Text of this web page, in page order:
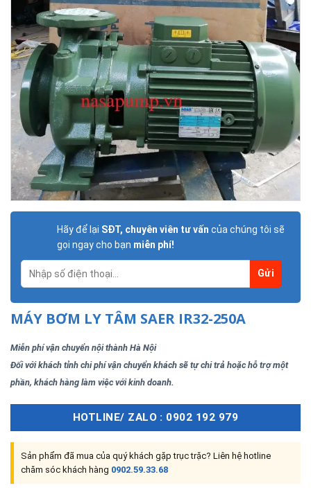
Hãy để lại SĐT, chuyên viên tư vấn của chúng tôi sẽ
gọi ngay cho bạn miễn phí!
MÁY BƠM LY TÂM SAER IR32-250A
Miễn phí vận chuyển nội thành Hà Nội
Đối với khách tỉnh chi phí vận chuyển khách sẽ tự chi trả hoặc hỗ trợ một
phần, khách hàng làm việc với kinh doanh.
HOTLINE/ ZALO : 0902 192 979
Sản phẩm đã mua của quý khách gặp trục trặc? Liên hệ hotline
chăm sóc khách hàng 0902.59.33.68